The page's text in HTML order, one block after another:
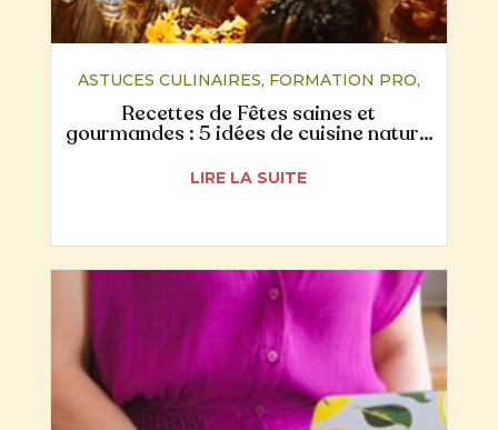
Recettes de Fêtes saines et
gourmandes : 5 idées de cuisine naturo
ASTUCES CULINAIRES, FORMATION PRO,
NUTRITION, RECETTES
LIRE LA SUITE